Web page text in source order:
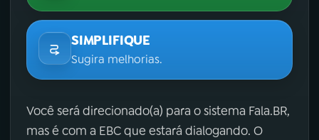
SIMPLIFIQUE
Sugira melhorias.
Você será direcionado(a) para o sistema Fala.BR,
mas é com a EBC que estará dialogando. O